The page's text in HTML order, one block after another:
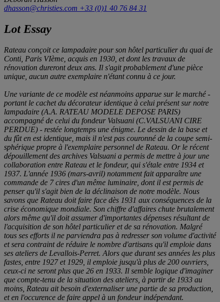
dhasson@christies.com +33 (0)1 40 76 84 31
Lot Essay
Rateau conçoit ce lampadaire pour son hôtel particulier du quai de
Conti, Paris VIème, acquis en 1930, et dont les travaux de
rénovation dureront deux ans. Il s'agit probablement d'une pièce
unique, aucun autre exemplaire n'étant connu à ce jour.
Une variante de ce modèle est néanmoins apparue sur le marché -
portant le cachet du décorateur identique à celui présent sur notre
lampadaire (A.A. RATEAU MODELE DEPOSE PARIS)
accompagné de celui du fondeur Valsuani (C.VALSUANI CIRE
PERDUE) - restée longtemps une énigme. Le dessin de la base et
du fût en est identique, mais il n'est pas couronné de la coupe semi-
sphérique propre à l'exemplaire personnel de Rateau. Or le récent
dépouillement des archives Valsuani a permis de mettre à jour une
collaboration entre Rateau et le fondeur, qui s'étale entre 1934 et
1937. L'année 1936 (mars-avril) notamment fait apparaître une
commande de 7 cires d'un même luminaire, dont il est permis de
penser qu'il s'agit bien de la déclinaison de notre modèle. Nous
savons que Rateau doit faire face dès 1931 aux conséquences de la
crise économique mondiale. Son chiffre d'affaires chute brutalement
alors même qu'il doit assumer d'importantes dépenses résultant de
l'acquisition de son hôtel particulier et de sa rénovation. Malgré
tous ses efforts il ne parviendra pas à redresser son volume d'activité
et sera contraint de réduire le nombre d'artisans qu'il emploie dans
ses ateliers de Levallois-Perret. Alors que durant ses années les plus
fastes, entre 1927 et 1929, il emploie jusqu'à plus de 200 ouvriers,
ceux-ci ne seront plus que 26 en 1933. Il semble logique d'imaginer
que compte-tenu de la situation des ateliers, à partir de 1933 au
moins, Rateau ait besoin d'externaliser une partie de sa production,
et en l'occurence de faire appel à un fondeur indépendant.